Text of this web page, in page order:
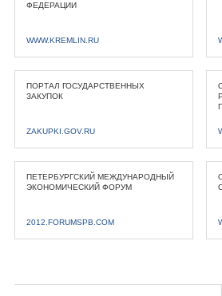
ФЕДЕРАЦИИ
WWW.KREMLIN.RU
ПОРТАЛ ГОСУДАРСТВЕННЫХ
ЗАКУПОК
ZAKUPKI.GOV.RU
ПЕТЕРБУРГСКИЙ МЕЖДУНАРОДНЫЙ
ЭКОНОМИЧЕСКИЙ ФОРУМ
2012.FORUMSPB.COM